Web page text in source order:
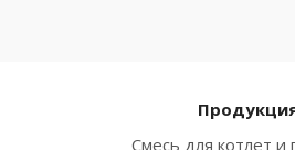
Смесь для котлет и